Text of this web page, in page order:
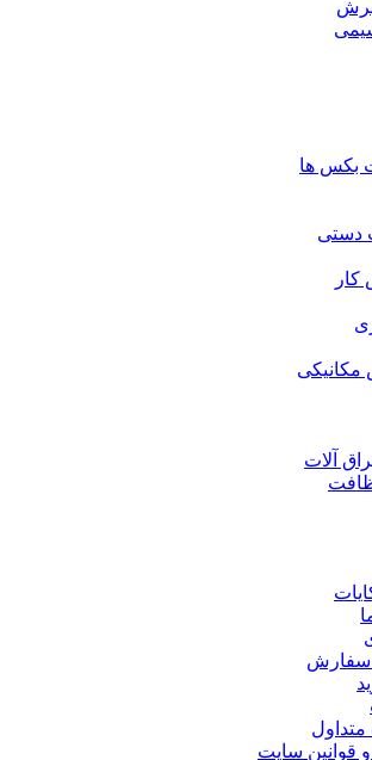
بکس ها
دستی
مکانیکی
آلات
سفارش
قوانین سایت